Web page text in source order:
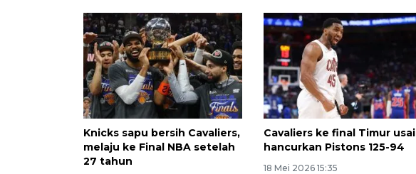
Knicks sapu bersih Cavaliers,
melaju ke Final NBA setelah
27 tahun
Cavaliers ke final Timur usai
hancurkan Pistons 125-94
18 Mei 2026 15:35